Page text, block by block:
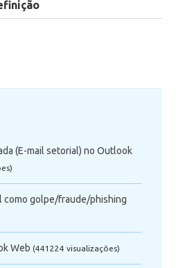
(E-mail setorial) no Outlook
como golpe/fraude/phishing
Web (441224 visualizaçôes)